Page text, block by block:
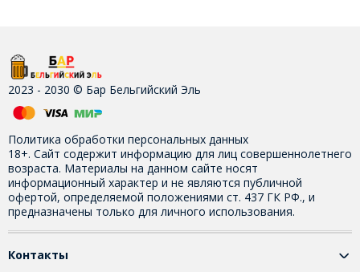
2023 - 2030 © Бар Бельгийский Эль
Политика обработки персональных данных
18+. Сайт содержит информацию для лиц совершеннолетнего
возраста. Материалы на данном сайте носят
информационный характер и не являются публичной
офертой, определяемой положениями ст. 437 ГК РФ., и
предназначены только для личного использования.
Контакты